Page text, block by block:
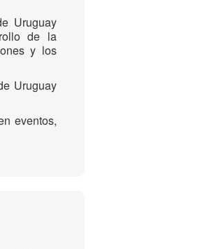
Uruguay
de la
y los
Uruguay
eventos,